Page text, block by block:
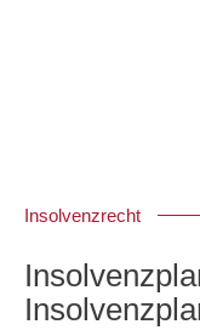
Insolvenzrecht